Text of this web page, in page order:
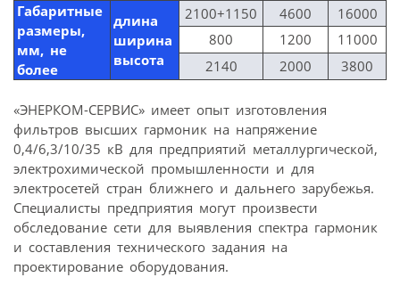
Габаритные
размеры,
мм, не
более
длина
ширина
высота
2100+1150 4600
16000
800
1200
11000
2140
2000 3800
«ЭНЕРКОМ-СЕРВИС» имеет опыт изготовления
фильтров высших гармоник на напряжение
0,4/6,3/10/35 кВ для предприятий металлургической,
электрохимической промышленности и для
электросетей стран ближнего и дальнего зарубежья.
Специалисты предприятия могут произвести
обследование сети для выявления спектра гармоник
и составления технического задания на
проектирование оборудования.